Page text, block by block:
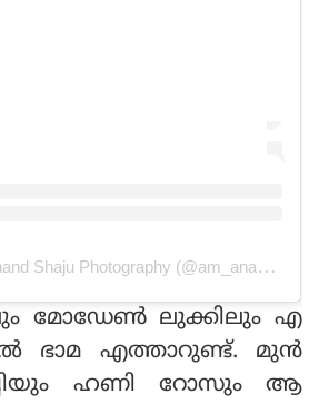
A post shared by Anand Shaju Photography (@am_anand_shaju)
മോഡേൺ ലുക്കിലും എ
ഭാമ എത്താറുണ്ട്. മുൻ
ഹണി റോസും ആ